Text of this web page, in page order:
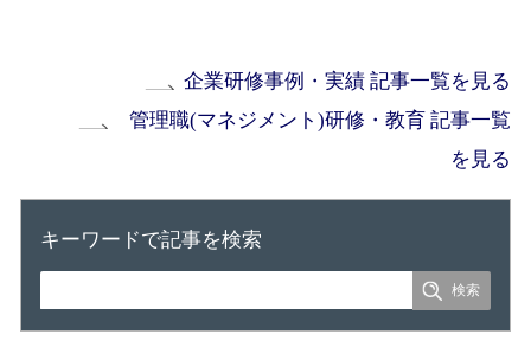
企業研修事例・実績 記事一覧を見る
管理職(マネジメント)研修・教育 記事一覧
を見る
キーワードで記事を検索